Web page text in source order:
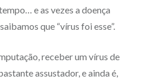
e as vezes a doença
que “vírus foi esse”.
receber um vírus de
assustador, e ainda é,